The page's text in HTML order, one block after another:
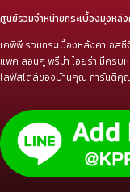
ศูนย์รวมจำหน่ายกระเบื้องมุงหลั
เคพีพี รวมกระเบื้องหลังคาเอส
แพค ลอนคู่ พรีม่า ไอยร่า มีคร
ไลฟ์สไตล์ของบ้านคุณ การันตีคุ